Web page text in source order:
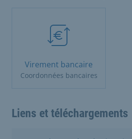
Virement bancaire
Coordonnées bancaires
Liens et téléchargements